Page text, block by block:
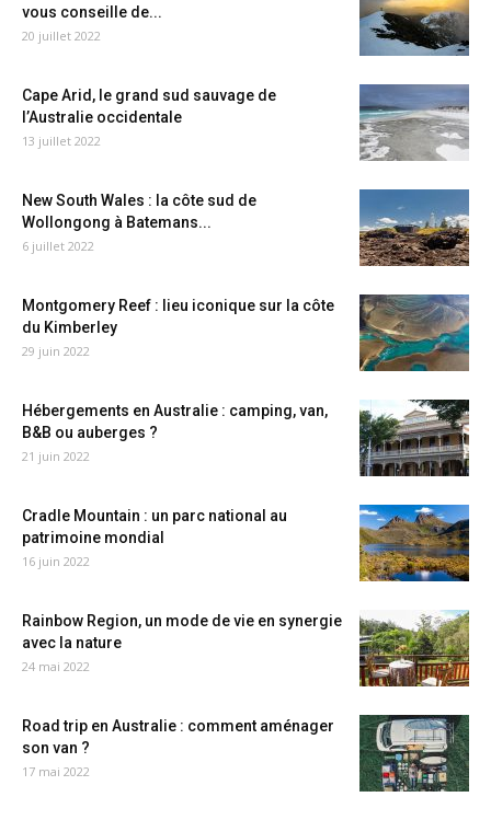
vous conseille de...
20 juillet 2022
Cape Arid, le grand sud sauvage de
l’Australie occidentale
13 juillet 2022
New South Wales : la côte sud de
Wollongong à Batemans...
6 juillet 2022
Montgomery Reef : lieu iconique sur la côte
du Kimberley
29 juin 2022
Hébergements en Australie : camping, van,
B&B ou auberges ?
21 juin 2022
Cradle Mountain : un parc national au
patrimoine mondial
16 juin 2022
Rainbow Region, un mode de vie en synergie
avec la nature
24 mai 2022
Road trip en Australie : comment aménager
son van ?
17 mai 2022